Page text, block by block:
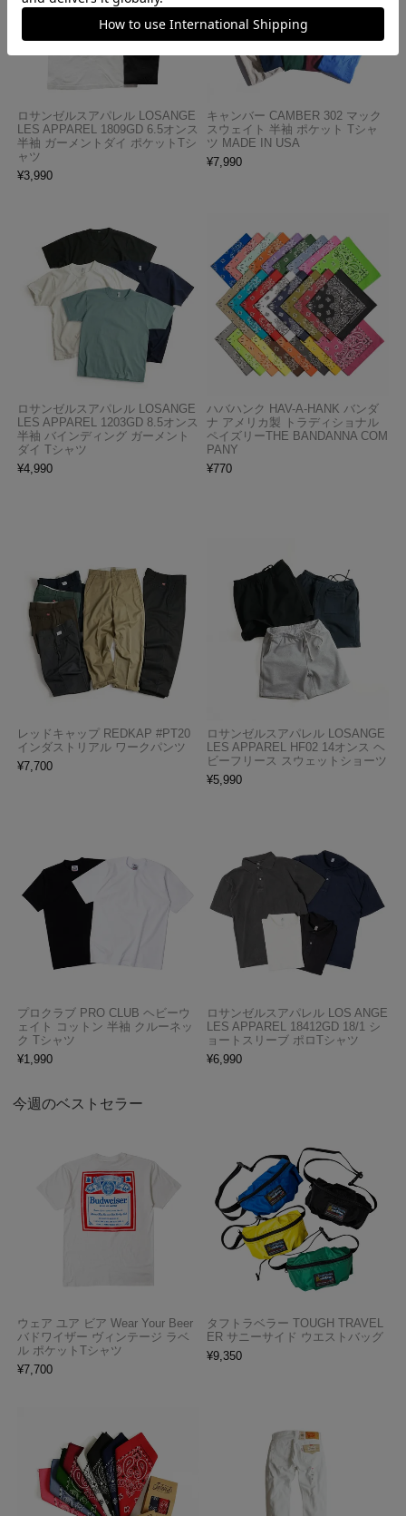
ロサンゼルスアパレル LOSANGE
LES APPAREL 1809GD 6.5オンス
半袖 ガーメントダイ ポケットTシ
ャツ
¥3,990
キャンバー CAMBER 302 マック
スウェイト 半袖 ポケット Tシャ
ツ MADE IN USA
¥7,990
ロサンゼルスアパレル LOSANGE
LES APPAREL 1203GD 8.5オンス
半袖 バインディング ガーメント
ダイ Tシャツ
¥4,990
ハバハンク HAV-A-HANK バンダ
ナ アメリカ製 トラディショナル
ペイズリーTHE BANDANNA COM
PANY
¥770
レッドキャップ REDKAP #PT20
インダストリアル ワークパンツ
¥7,700
ロサンゼルスアパレル LOSANGE
LES APPAREL HF02 14オンス ヘ
ビーフリース スウェットショーツ
¥5,990
プロクラブ PRO CLUB ヘビーウ
ェイト コットン 半袖 クルーネッ
ク Tシャツ
¥1,990
ロサンゼルスアパレル LOS ANGE
LES APPAREL 18412GD 18/1 シ
ョートスリーブ ポロTシャツ
¥6,990
今週のベストセラー
ウェア ユア ビア Wear Your Beer
バドワイザー ヴィンテージ ラベ
ル ポケットTシャツ
¥7,700
タフトラベラー TOUGH TRAVEL
ER サニーサイド ウエストバッグ
¥9,350